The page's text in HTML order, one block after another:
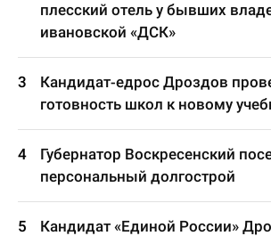
плесский отель у бывших
ивановской «ДСК»
Кандидат-едрос Дроздов
готовность школ к новому
Губернатор Воскресенский
персональный долгострой
Кандидат «Единой России»